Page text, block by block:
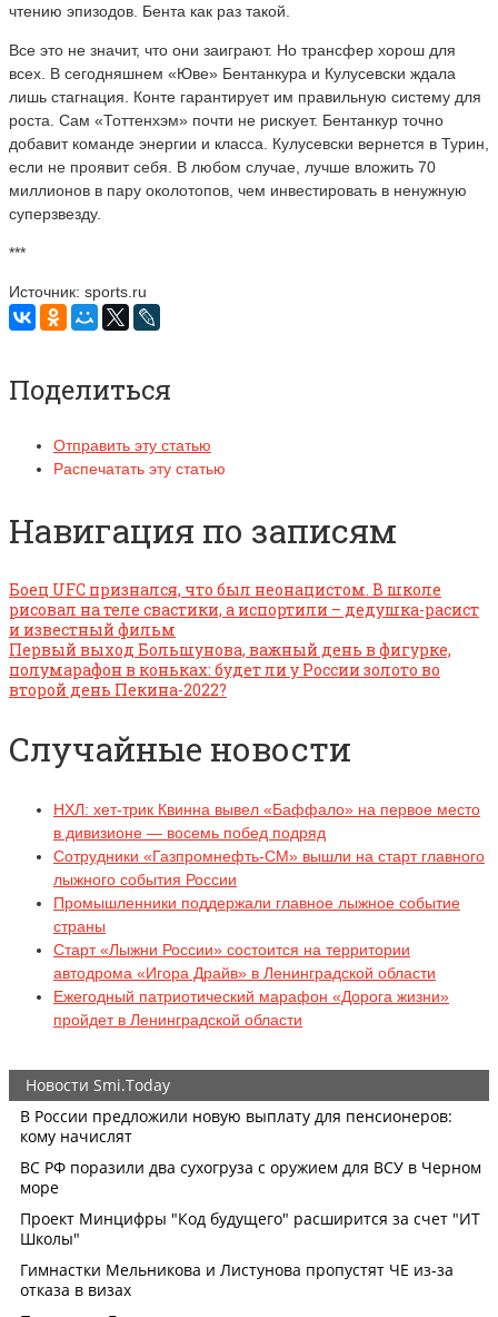
чтению эпизодов. Бента как раз такой.
Все это не значит, что они заиграют. Но трансфер хорош для
всех. В сегодняшнем «Юве» Бентанкура и Кулусевски ждала
лишь стагнация. Конте гарантирует им правильную систему для
роста. Сам «Тоттенхэм» почти не рискует. Бентанкур точно
добавит команде энергии и класса. Кулусевски вернется в Турин,
если не проявит себя. В любом случае, лучше вложить 70
миллионов в пару околотопов, чем инвестировать в ненужную
суперзвезду.
***
Источник: sports.ru
Поделиться
Отправить эту статью
Распечатать эту статью
Навигация по записям
Боец UFC признался, что был неонацистом. В школе
рисовал на теле свастики, а испортили – дедушка-расист
и известный фильм
Первый выход Большунова, важный день в фигурке,
полумарафон в коньках: будет ли у России золото во
второй день Пекина-2022?
Случайные новости
НХЛ: хет-трик Квинна вывел «Баффало» на первое место
в дивизионе — восемь побед подряд
Сотрудники «Газпромнефть-СМ» вышли на старт главного
лыжного события России
Промышленники поддержали главное лыжное событие
страны
Старт «Лыжни России» состоится на территории
автодрома «Игора Драйв» в Ленинградской области
Ежегодный патриотический марафон «Дорога жизни»
пройдет в Ленинградской области